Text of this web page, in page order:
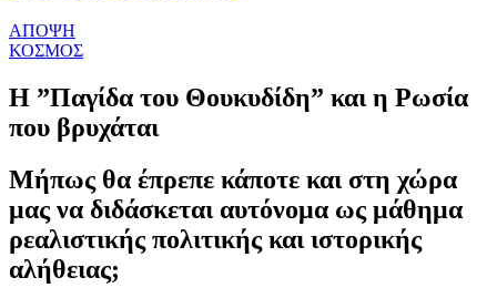
ΑΠΟΨΗ
ΚΟΣΜΟΣ
Η ”Παγίδα του Θουκυδίδη” και η Ρωσία
που βρυχάται
Μήπως θα έπρεπε κάποτε και στη χώρα
μας να διδάσκεται αυτόνομα ως μάθημα
ρεαλιστικής πολιτικής και ιστορικής
αλήθειας;